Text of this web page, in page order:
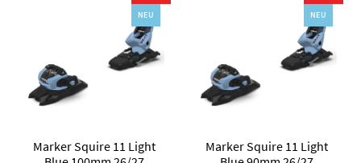
NEU
Marker Squire 11 Light
NEU
Marker Squire 11 Light